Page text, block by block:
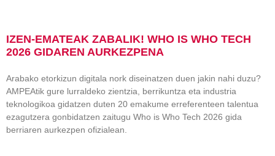
IZEN-EMATEAK ZABALIK! WHO IS WHO TECH
2026 GIDAREN AURKEZPENA
Arabako etorkizun digitala nork diseinatzen duen jakin nahi duzu?
AMPEAtik gure lurraldeko zientzia, berrikuntza eta industria
teknologikoa gidatzen duten 20 emakume erreferenteen talentua
ezagutzera gonbidatzen zaitugu Who is Who Tech 2026 gida
berriaren aurkezpen ofizialean.